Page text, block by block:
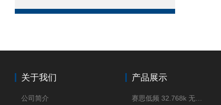
关于我们
公司简介
产品展示